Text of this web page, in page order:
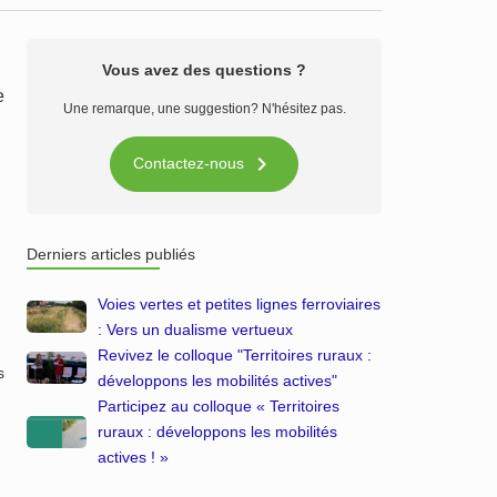
Vous avez des questions ?
Une remarque, une suggestion? N'hésitez pas.
Contactez-nous 
Derniers articles publiés
Voies vertes et petites lignes ferroviaires
: Vers un dualisme vertueux
Revivez le colloque "Territoires ruraux :
développons les mobilités actives"
Participez au colloque « Territoires
ruraux : développons les mobilités
actives ! »